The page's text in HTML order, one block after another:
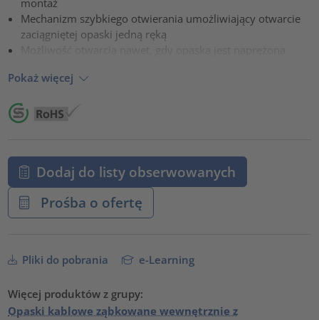
montaż
Mechanizm szybkiego otwierania umożliwiający otwarcie
zaciągniętej opaski jedną ręką
Pokaż więcej
Dodaj do listy obserwowanych
Prośba o ofertę
Pliki do pobrania e-Learning
Więcej produktów z grupy:
Opaski kablowe ząbkowane wewnętrznie z